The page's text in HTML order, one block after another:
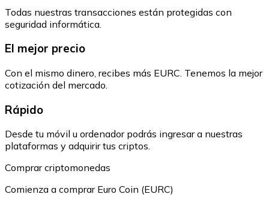
Todas nuestras transacciones están protegidas con
seguridad informática.
El mejor precio
Con el mismo dinero, recibes más EURC. Tenemos la mejor
cotización del mercado.
Rápido
Desde tu móvil u ordenador podrás ingresar a nuestras
plataformas y adquirir tus criptos.
Comprar criptomonedas
Comienza a comprar Euro Coin (EURC)